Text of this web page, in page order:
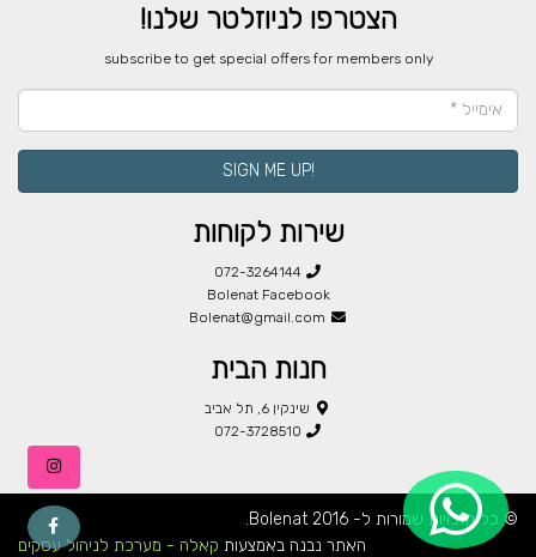
הצטרפו לניוזלטר שלנו!
​subscribe to get special offers for members only
!SIGN ME UP
שירות לקוחות
072-3264144
Bolenat Facebook
Bolenat@gmail.com
חנות הבית
שינקין 6, תל אביב
072-3728510
© כל הזכויות שמורות ל- Bolenat 2016.
האתר נבנה באמצעות קאלה - מערכת לניהול עסקים